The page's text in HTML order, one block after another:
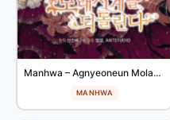
Manhwa – Agnyeoneun Molaesigyeleul Doedollinda
MANHWA